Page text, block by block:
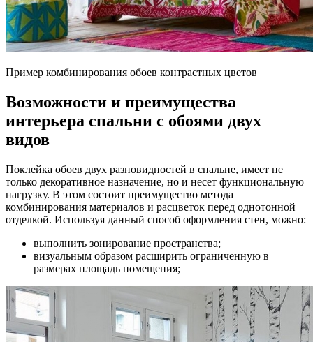
Пример комбинирования обоев контрастных цветов
Возможности и преимущества
интерьера спальни с обоями двух
видов
Поклейка обоев двух разновидностей в спальне, имеет не
только декоративное назначение, но и несет функциональную
нагрузку. В этом состоит преимущество метода
комбинирования материалов и расцветок перед однотонной
отделкой. Используя данный способ оформления стен, можно:
выполнить зонирование пространства;
визуальным образом расширить ограниченную в
размерах площадь помещения;